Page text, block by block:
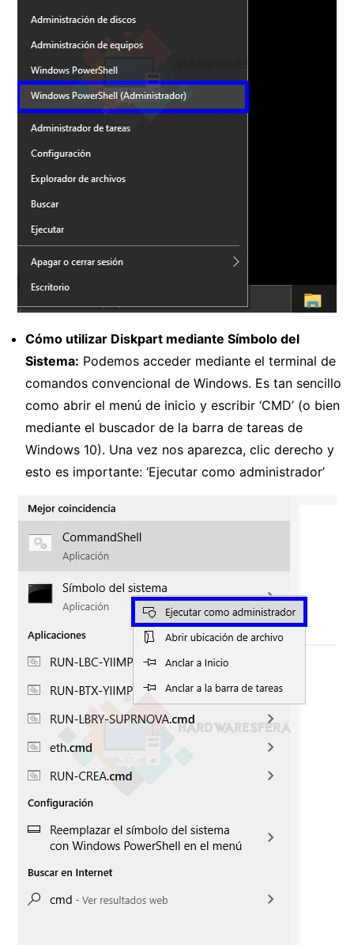
Cómo utilizar Diskpart mediante Símbolo del
Sistema: Podemos acceder mediante el terminal de
comandos convencional de Windows. Es tan sencillo
como abrir el menú de inicio y escribir ‘CMD’ (o bien
mediante el buscador de la barra de tareas de
Windows 10). Una vez nos aparezca, clic derecho y
esto es importante: ‘Ejecutar como administrador’